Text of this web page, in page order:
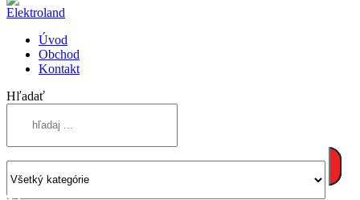
Úvod
Obchod
Kontakt
Hľadať